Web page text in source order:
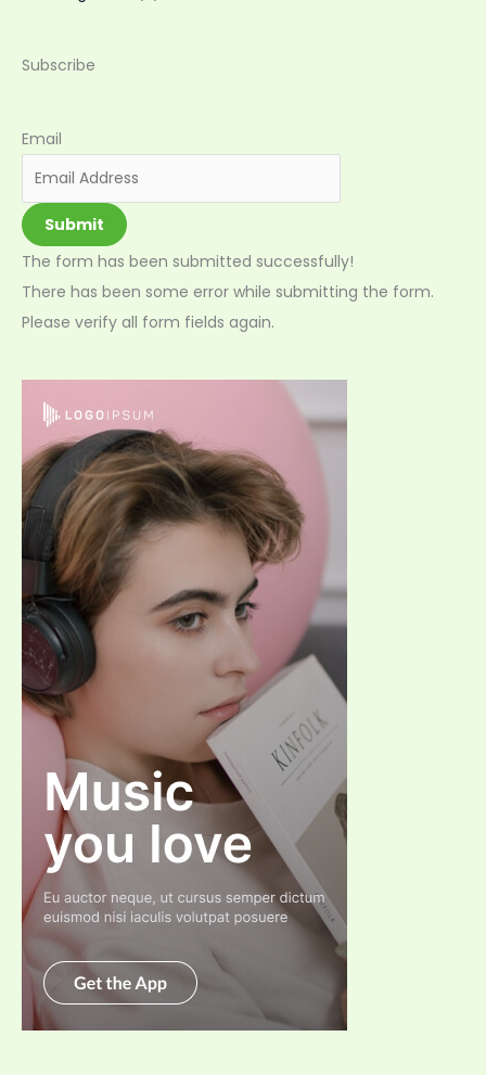
Subscribe
Email
Submit
The form has been submitted successfully!
There has been some error while submitting the form.
Please verify all form fields again.